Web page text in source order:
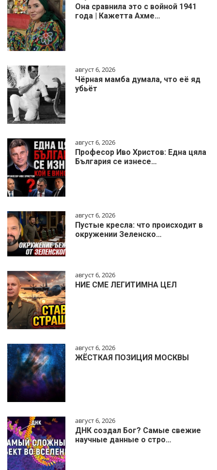
Она сравнила это с войной 1941
года | Кажетта Ахме…
август 6, 2026
Чёрная мамба думала, что её яд
убьёт
август 6, 2026
Професор Иво Христов: Една цяла
България се изнесе…
август 6, 2026
Пустые кресла: что происходит в
окружении Зеленско…
август 6, 2026
НИЕ СМЕ ЛЕГИТИМНА ЦЕЛ
август 6, 2026
ЖЁСТКАЯ ПОЗИЦИЯ МОСКВЫ
август 6, 2026
ДНК создал Бог? Самые свежие
научные данные о стро…